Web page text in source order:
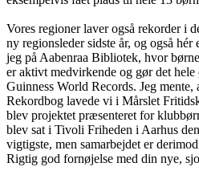
Vores regioner laver også rekorder i
ny regionsleder sidste år, og også
jeg på Aabenraa Bibliotek, hvor
er aktivt medvirkende og gør det
Guinness World Records. Jeg
Rekordbog lavede vi i Mårslet
blev projektet præsenteret for
blev sat i Tivoli Friheden i Aarhus
vigtigste, men samarbejdet er
Rigtig god fornøjelse med din nye,